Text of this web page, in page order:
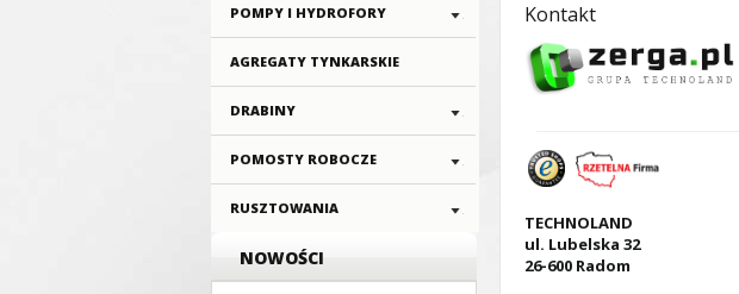
POMPY I HYDROFORY
AGREGATY TYNKARSKIE
DRABINY
POMOSTY ROBOCZE
RUSZTOWANIA
NOWOŚCI
Kontakt
TECHNOLAND
ul. Lubelska 32
26-600 Radom